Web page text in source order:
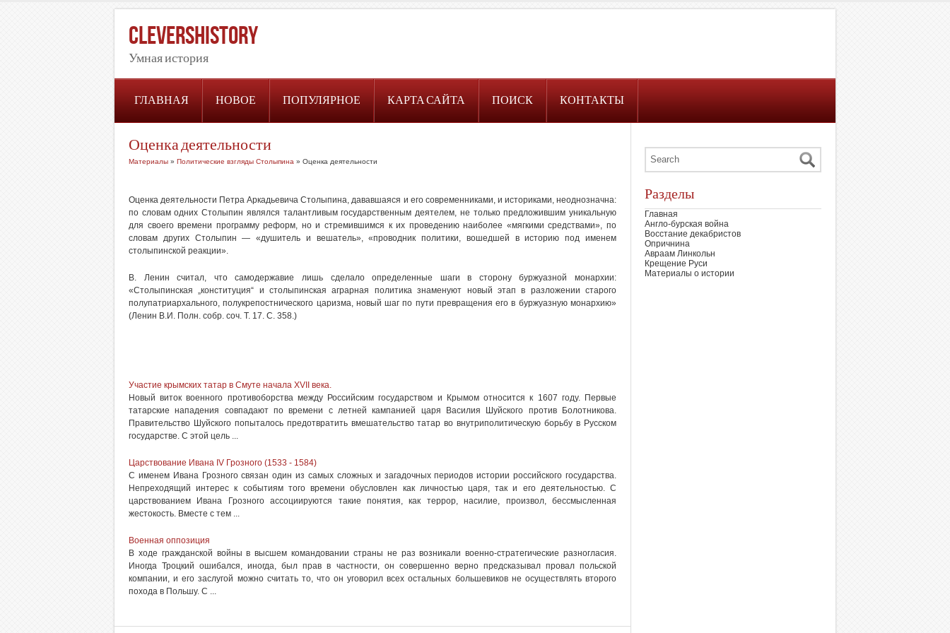
CleversHistory
Умная история
ГЛАВНАЯ НОВОЕ ПОПУЛЯРНОЕ КАРТА САЙТА ПОИСК КОНТАКТЫ
Оценка деятельности
Материалы » Политические взгляды Столыпина » Оценка деятельности
Оценка деятельности Петра Аркадьевича Столыпина, дававшаяся и его современниками, и историками, неоднозначна:
по словам одних Столыпин являлся талантливым государственным деятелем, не только предложившим уникальную
для своего времени программу реформ, но и стремившимся к их проведению наиболее «мягкими средствами», по
словам других Столыпин — «душитель и вешатель», «проводник политики, вошедшей в историю под именем
столыпинской реакции».
В. Ленин считал, что самодержавие лишь сделало определенные шаги в сторону буржуазной монархии:
«Столыпинская „конституция“ и столыпинская аграрная политика знаменуют новый этап в разложении старого
полупатриархального, полукрепостнического царизма, новый шаг по пути превращения его в буржуазную монархию»
(Ленин В.И. Полн. собр. соч. Т. 17. С. 358.)
Участие крымских татар в Смуте начала XVII века.
Новый виток военного противоборства между Российским государством и Крымом относится к 1607 году. Первые
татарские нападения совпадают по времени с летней кампанией царя Василия Шуйского против Болотникова.
Правительство Шуйского попыталось предотвратить вмешательство татар во внутриполитическую борьбу в Русском
государстве. С этой цель ...
Царствование Ивана IV Грозного (1533 - 1584)
С именем Ивана Грозного связан один из самых сложных и загадочных периодов истории российского государства.
Непреходящий интерес к событиям того времени обусловлен как личностью царя, так и его деятельностью. С
царствованием Ивана Грозного ассоциируются такие понятия, как террор, насилие, произвол, бессмысленная
жестокость. Вместе с тем ...
Военная оппозиция
В ходе гражданской войны в высшем командовании страны не раз возникали военно-стратегические разногласия.
Иногда Троцкий ошибался, иногда, был прав в частности, он совершенно верно предсказывал провал польской
компании, и его заслугой можно считать то, что он уговорил всех остальных большевиков не осуществлять второго
похода в Польшу. С ...
Разделы
Главная
Англо-бурская война
Восстание декабристов
Опричнина
Авраам Линкольн
Крещение Руси
Материалы о истории